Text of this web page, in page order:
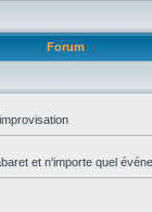
Forum
et n'importe quel